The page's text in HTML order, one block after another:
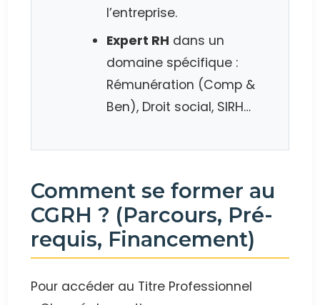
l’entreprise.
Expert RH dans un
domaine spécifique :
Rémunération (Comp &
Ben), Droit social, SIRH…
Comment se former au
CGRH ? (Parcours, Pré-
requis, Financement)
Pour accéder au Titre Professionnel